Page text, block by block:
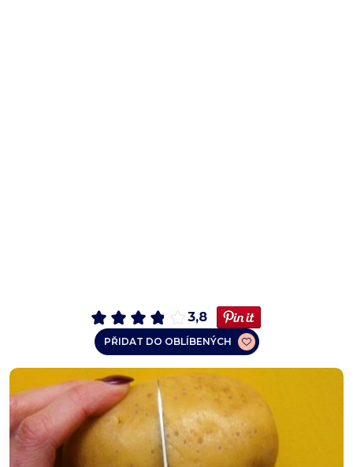
3,8
PŘIDAT DO OBLÍBENÝCH